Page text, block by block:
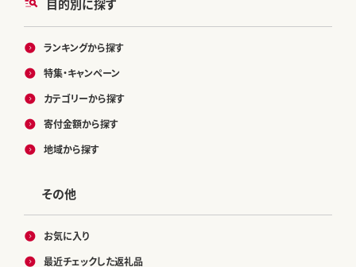
ランキングから探す
特集・キャンペーン
カテゴリーから探す
寄付金額から探す
地域から探す
その他
お気に入り
最近チェックした返礼品